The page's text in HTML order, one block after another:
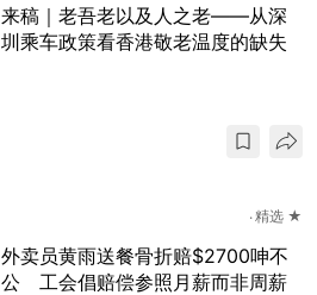
来稿｜老吾老以及人之老——从深
圳乘车政策看香港敬老温度的缺失
精选 ★
外卖员黄雨送餐骨折赔$2700呻不
公 工会倡赔偿参照月薪而非周薪